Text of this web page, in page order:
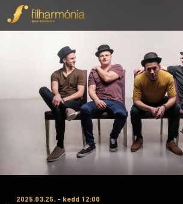
2025.03.25. - kedd 12:00